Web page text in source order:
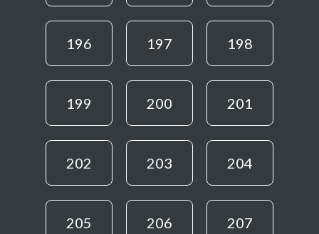
196 197 198
199 200 201
202 203 204
205 206 207